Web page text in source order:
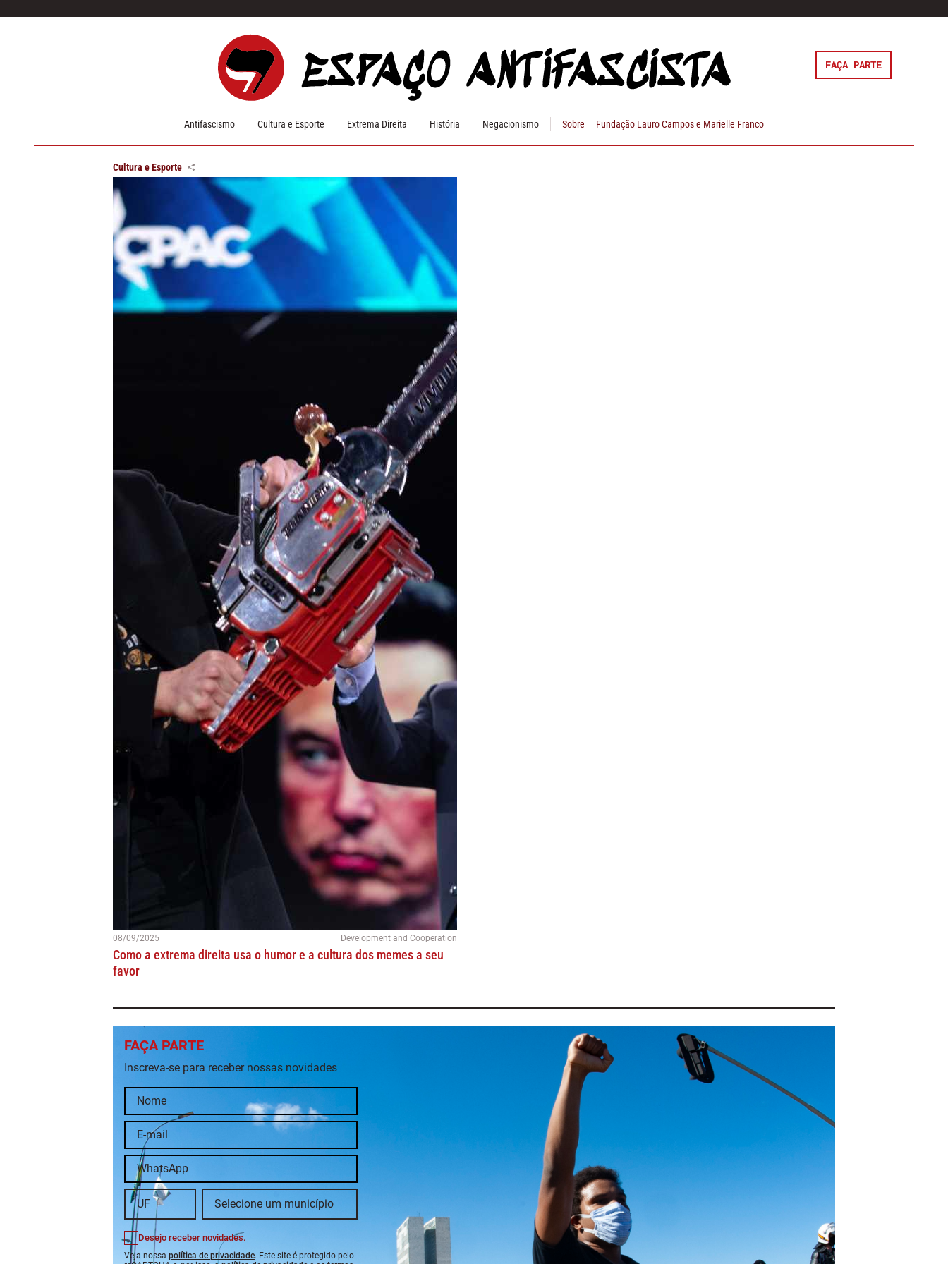
FAÇA PARTE
Antifascismo Cultura e Esporte Extrema Direita História Negacionismo Sobre Fundação Lauro Campos e Marielle Franco
Cultura e Esporte
08/09/2025 Development and Cooperation
Como a extrema direita usa o humor e a cultura dos memes a seu
favor
FAÇA PARTE
Inscreva-se para receber nossas novidades
Desejo receber novidades.
Veja nossa política de privacidade. Este site é protegido pelo